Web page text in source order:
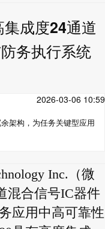
成度24通道
务执行系统
2026-03-06 10:59
架构，为任务关键型应用
Inc.（微
混合信号IC器件
应用中高可靠性